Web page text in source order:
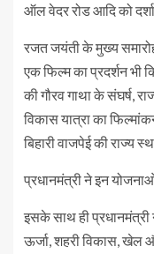
ऑल वेदर रोड आदि को
रजत जयंती के मुख्य
एक फिल्म का प्रदर्शन भी
की गौरव गाथा के संघर्ष,
विकास यात्रा का
बिहारी वाजपेई की राज्य
प्रधानमंत्री ने इन
इसके साथ ही प्रधानमंत्री
ऊर्जा, शहरी विकास, खेल